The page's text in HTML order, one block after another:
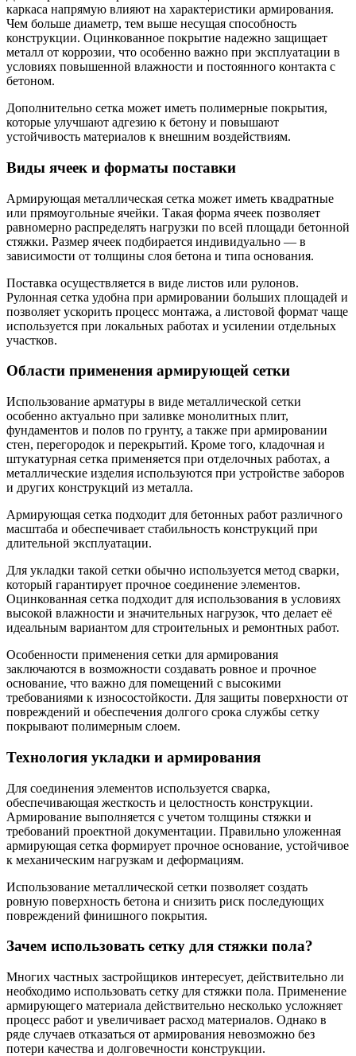
каркаса напрямую влияют на характеристики армирования.
Чем больше диаметр, тем выше несущая способность
конструкции. Оцинкованное покрытие надежно защищает
металл от коррозии, что особенно важно при эксплуатации в
условиях повышенной влажности и постоянного контакта с
бетоном.
Дополнительно сетка может иметь полимерные покрытия,
которые улучшают адгезию к бетону и повышают
устойчивость материалов к внешним воздействиям.
Виды ячеек и форматы поставки
Армирующая металлическая сетка может иметь квадратные
или прямоугольные ячейки. Такая форма ячеек позволяет
равномерно распределять нагрузки по всей площади бетонной
стяжки. Размер ячеек подбирается индивидуально — в
зависимости от толщины слоя бетона и типа основания.
Поставка осуществляется в виде листов или рулонов.
Рулонная сетка удобна при армировании больших площадей и
позволяет ускорить процесс монтажа, а листовой формат чаще
используется при локальных работах и усилении отдельных
участков.
Области применения армирующей сетки
Использование арматуры в виде металлической сетки
особенно актуально при заливке монолитных плит,
фундаментов и полов по грунту, а также при армировании
стен, перегородок и перекрытий. Кроме того, кладочная и
штукатурная сетка применяется при отделочных работах, а
металлические изделия используются при устройстве заборов
и других конструкций из металла.
Армирующая сетка подходит для бетонных работ различного
масштаба и обеспечивает стабильность конструкций при
длительной эксплуатации.
Для укладки такой сетки обычно используется метод сварки,
который гарантирует прочное соединение элементов.
Оцинкованная сетка подходит для использования в условиях
высокой влажности и значительных нагрузок, что делает её
идеальным вариантом для строительных и ремонтных работ.
Особенности применения сетки для армирования
заключаются в возможности создавать ровное и прочное
основание, что важно для помещений с высокими
требованиями к износостойкости. Для защиты поверхности от
повреждений и обеспечения долгого срока службы сетку
покрывают полимерным слоем.
Технология укладки и армирования
Для соединения элементов используется сварка,
обеспечивающая жесткость и целостность конструкции.
Армирование выполняется с учетом толщины стяжки и
требований проектной документации. Правильно уложенная
армирующая сетка формирует прочное основание, устойчивое
к механическим нагрузкам и деформациям.
Использование металлической сетки позволяет создать
ровную поверхность бетона и снизить риск последующих
повреждений финишного покрытия.
Зачем использовать сетку для стяжки пола?
Многих частных застройщиков интересует, действительно ли
необходимо использовать сетку для стяжки пола. Применение
армирующего материала действительно несколько усложняет
процесс работ и увеличивает расход материалов. Однако в
ряде случаев отказаться от армирования невозможно без
потери качества и долговечности конструкции.